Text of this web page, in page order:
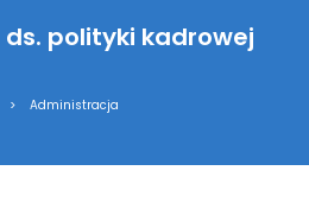
polityki kadrowej
Administracja